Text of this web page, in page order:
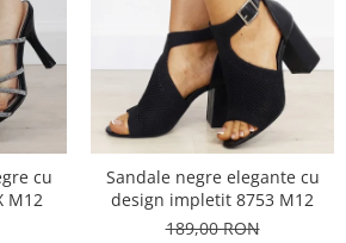
cu
M12
Sandale negre elegante cu
design impletit 8753 M12
189,00 RON